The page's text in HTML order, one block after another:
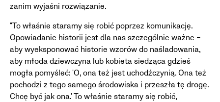
zanim wyjaśni rozwiązanie.
"To właśnie staramy się robić poprzez komunikację.
Opowiadanie historii jest dla nas szczególnie ważne –
aby wyeksponować historie wzorów do naśladowania,
aby młoda dziewczyna lub kobieta siedząca gdzieś
mogła pomyśleć: 'O, ona też jest uchodźczynią. Ona też
pochodzi z tego samego środowiska i przeszła tę drogę.
Chcę być jak ona.' To właśnie staramy się robić,